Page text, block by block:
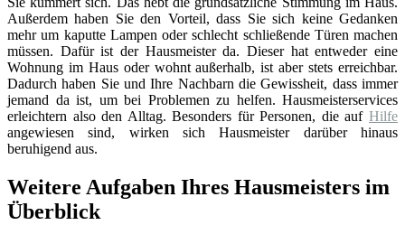
Außerdem haben Sie den Vorteil, dass Sie sich keine Gedanken
mehr um kaputte Lampen oder schlecht schließende Türen machen
müssen. Dafür ist der Hausmeister da. Dieser hat entweder eine
Wohnung im Haus oder wohnt außerhalb, ist aber stets erreichbar.
Dadurch haben Sie und Ihre Nachbarn die Gewissheit, dass immer
jemand da ist, um bei Problemen zu helfen. Hausmeisterservices
erleichtern also den Alltag. Besonders für Personen, die auf Hilfe
angewiesen sind, wirken sich Hausmeister darüber hinaus
beruhigend aus.
Weitere Aufgaben Ihres Hausmeisters im
Überblick